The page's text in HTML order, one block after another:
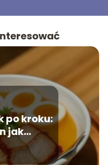
po kroku:
jak
w domu